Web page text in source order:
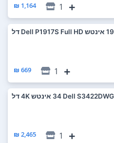
1
1,164 ₪
1
669 ₪
1
2,465 ₪